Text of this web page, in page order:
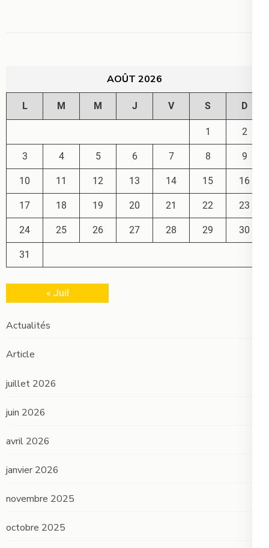
AOÛT 2026
L M M J V S D
1 2
3 4 5 6 7 8 9
10 11 12 13 14 15 16
17 18 19 20 21 22 23
24 25 26 27 28 29 30
31
« Juil
Actualités
Article
juillet 2026
juin 2026
avril 2026
janvier 2026
novembre 2025
octobre 2025